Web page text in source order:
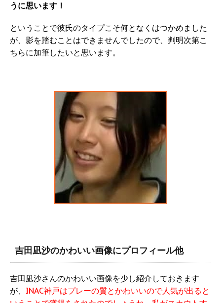
うに思います！
ということで彼氏のタイプこそ何となくはつかめました
が、影を踏むことはできませんでしたので、判明次第こ
ちらに加筆したいと思います。
吉田凪沙のかわいい画像にプロフィール他
吉田凪沙さんのかわいい画像を少し紹介しておきます
が、 INAC神戸はプレーの質とかわいいので人気が出ると